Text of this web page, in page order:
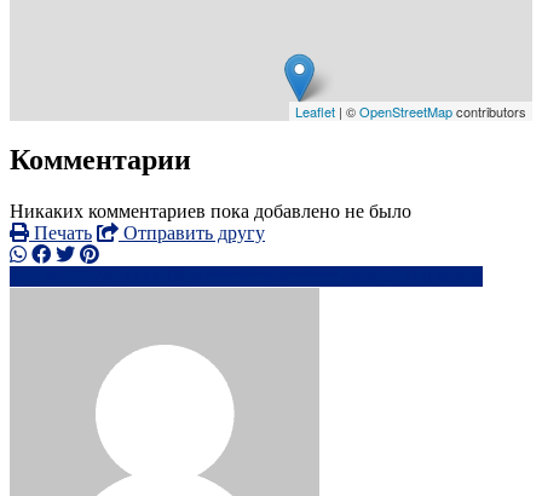
Leaflet | ©OpenStreetMapcontributors
Комментарии
Никаких комментариев пока добавлено не было
Печать
Отправить другу